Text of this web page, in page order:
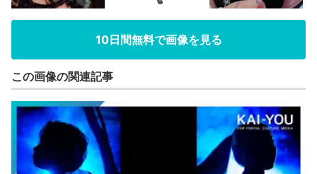
10日間無料で画像を見る
この画像の関連記事